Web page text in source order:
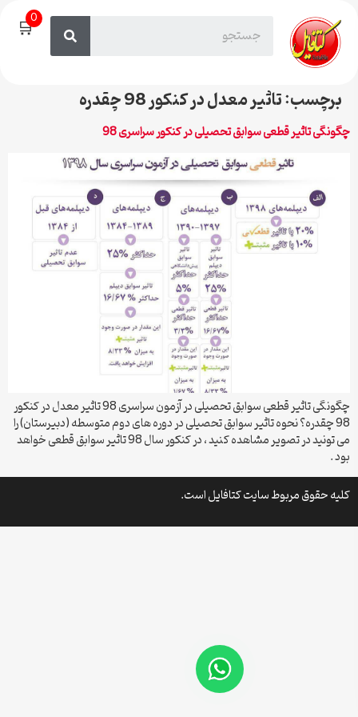
🛒0
برچسب:تاثیر معدل در کنکور 98 چقدره
چگونگی تاثیر قطعی سوابق تحصیلی در کنکور سراسری 98
چگونگی تاثیر قطعی سوابق تحصیلی در آزمون سراسری 98 تاثیر معدل در کنکور
98 چقدره؟ نحوه تاثیر سوابق تحصیلی در دوره های دوم متوسطه (دبیرستان) را
می تونید در تصویر مشاهده کنید ، در کنکور سال 98 تاثیر سوابق قطعی خواهد
بود .
کلیه حقوق مربوط سایت کتافایل است.